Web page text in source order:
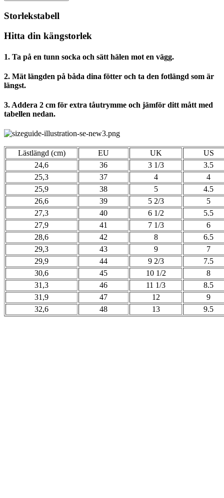
Storlekstabell
Hitta din kängstorlek
1. Ta på en tunn socka och sätt hälen mot en vägg.
2. Mät längden på båda dina fötter och ta den fotlängd som är
längst.
3. Addera 2 cm för extra tåutrymme och jämför ditt mått med
tabellen nedan.
Lästlängd (cm) EU UK
US
24,6
36 3 1/3
3.5
25,3
37 4
4
25,9
38 5
4.5
26,6
39 5 2/3
5
27,3
40 6 1/2
5.5
27,9
41 7 1/3
6
28,6
42 8
6.5
29,3
43 9
7
29,9
44 9 2/3
7.5
30,6
45 10 1/2
8
31,3
46 11 1/3
8.5
31,9
47 12
9
32,6
48 13 9.5